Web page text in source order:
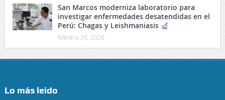
San Marcos moderniza laboratorio para
investigar enfermedades desatendidas en el
Perú: Chagas y Leishmaniasis
febrero 20, 2026
Lo más leído